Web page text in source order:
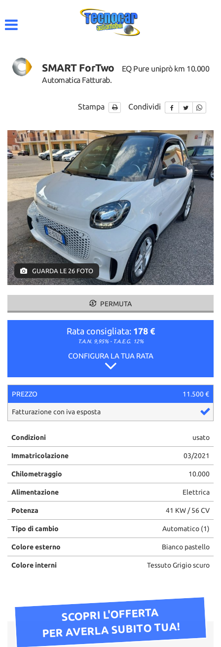
LISTA VEICOLI
CONTATTI
SMART ForTwo
EQ Pure uniprò km 10.000
Automatica Fatturab.
Stampa Condividi
GUARDA LE 26 FOTO
PERMUTA
Rata consigliata: 178 €
T.A.N. 9,95% - T.A.E.G. 12%
CONFIGURA LA TUA RATA
PREZZO 11.500 €
Fatturazione con iva esposta
Condizioni usato
Immatricolazione 03/2021
Chilometraggio 10.000
Alimentazione Elettrica
Potenza 41 KW / 56 CV
Tipo di cambio Automatico (1)
Colore esterno Bianco pastello
Colore interni Tessuto Grigio scuro
SCOPRI L'OFFERTA
PER AVERLA SUBITO TUA!